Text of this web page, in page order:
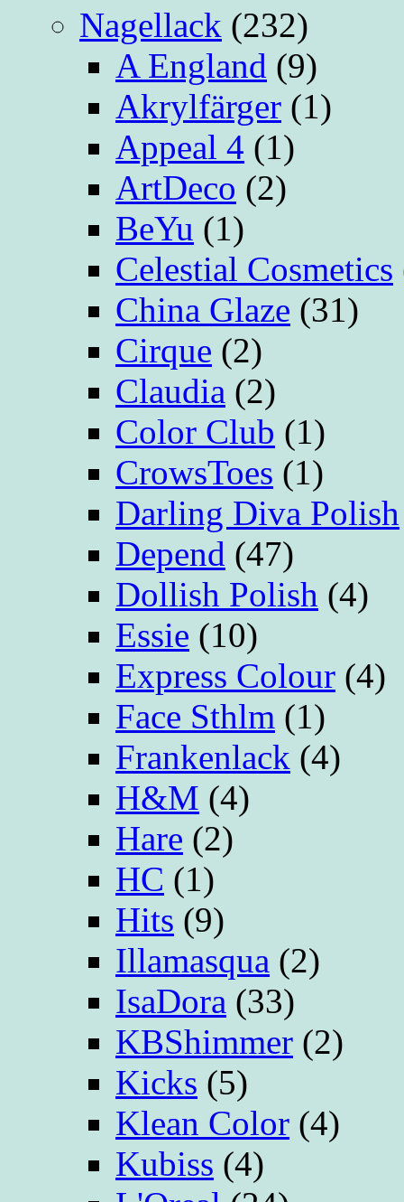
Nagellack (232)
A England (9)
Akrylfärger (1)
Appeal 4 (1)
ArtDeco (2)
BeYu (1)
Celestial Cosmetics
China Glaze (31)
Cirque (2)
Claudia (2)
Color Club (1)
CrowsToes (1)
Darling Diva Polish
Depend (47)
Dollish Polish (4)
Essie (10)
Express Colour (4)
Face Sthlm (1)
Frankenlack (4)
H&M (4)
Hare (2)
HC (1)
Hits (9)
Illamasqua (2)
IsaDora (33)
KBShimmer (2)
Kicks (5)
Klean Color (4)
Kubiss (4)